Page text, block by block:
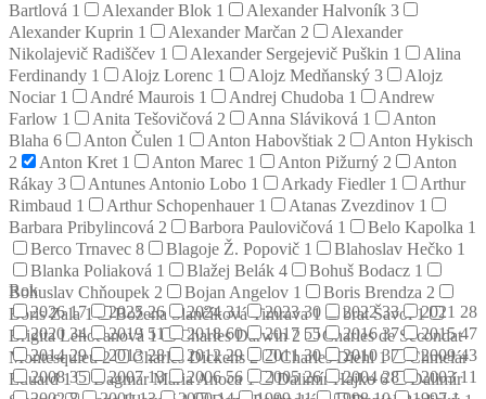
Bartlová 1 Alexander Blok 1 Alexander Halvoník 3
Alexander Kuprin 1 Alexander Marčan 2
Alexander
Nikolajevič Radiščev 1 Alexander Sergejevič Puškin 1
Alina
Ferdinandy 1 Alojz Lorenc 1 Alojz Medňanský 3
Alojz
Nociar 1 André Maurois 1 Andrej Chudoba 1
Andrew
Farlow 1 Anita Tešovičová 2 Anna Sláviková 1
Anton
Blaha 6 Anton Čulen 1 Anton Habovštiak 2
Anton Hykisch
2
Anton Kret 1 Anton Marec 1 Anton Pižurný 2
Anton
Rákay 3 Antunes Antonio Lobo 1 Arkady Fiedler 1
Arthur
Rimbaud 1 Arthur Schopenhauer 1 Atanas Zvezdinov 1
Barbara Pribylincová 2 Barbora Paulovičová 1 Belo Kapolka 1
Berco Trnavec 8 Blagoje Ž. Popovič 1 Blahoslav Hečko 1
Blanka Poliaková 1 Blažej Belák 4 Bohuš Bodacz 1
Bohuslav Chňoupek 2 Bojan Angelov 1 Boris Brendza 2
Boris Zala1 Božena Slančíková Timrava1 brat Šavol1
Brigita Lehoťanová 1 Charles Darwin2
Charles de Secondat
Montesquieu2 Charles Dickens2 Charles Diehl1
Chmelár
Eduard1 Dagmar Mária Anoca 1 Dalimír Hajko6
Dalimír
Rok
202617 202526 202431 202330 202233 2021 28
2020 34 2019 51 201860 2017 55 201637 201547
201429 201328 201229 201130 201037 200943
200835 200713 200656 200526 200428 200311